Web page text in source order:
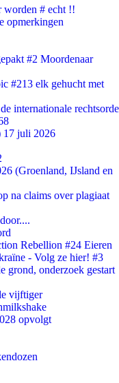
worden # echt !!
opmerkingen
#2 Moordenaar
#213 elk gehucht met
internationale rechtsorde
17 juli 2026
(Groenland, IJsland en
na claims over plagiaat
Rebellion #24 Eieren
- Volg ze hier! #3
grond, onderzoek gestart
vijftiger
opvolgt